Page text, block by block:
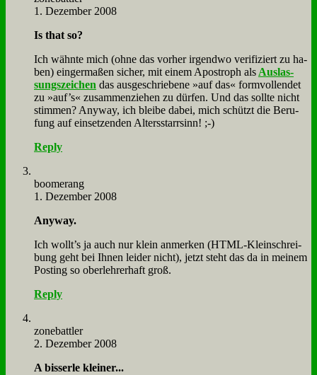
1. Dezember 2008
Is that so?
Ich wähn­te mich (oh­ne das vor­her ir­gend­wo ve­ri­fi­ziert zu ha­
ben) ein­ger­ma­ßen si­cher, mit ei­nem Apo­stroph als Aus­las­
sungs­zei­chen das aus­ge­schrie­be­ne »auf das« form­voll­endet
zu »auf’s« zu­sam­men­zie­hen zu dür­fen. Und das soll­te nicht
stim­men? Any­way, ich blei­be da­bei, mich schützt die Be­ru­
fung auf ein­set­zen­den Al­ters­starr­sinn! ;-)
Reply
boo­me­rang
1. Dezember 2008
Any­way.
Ich wollt’s ja auch nur klein an­mer­ken (HTML-Klein­schrei­
bung geht bei Ih­nen lei­der nicht), jetzt steht das da in mei­nem
Po­sting so ober­leh­rer­haft groß.
Reply
zone­batt­ler
2. Dezember 2008
A bis­s­erle klei­ner...